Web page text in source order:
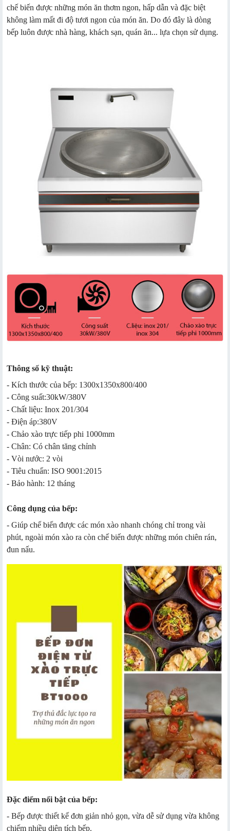
chế biến được những món ăn thơm ngon, hấp dẫn và đặc biệt
không làm mất đi độ tươi ngon của món ăn. Do đó đây là dòng
bếp luôn được nhà hàng, khách sạn, quán ăn... lựa chọn sử dụng.
Thông số kỹ thuật:
- Kích thước của bếp: 1300x1350x800/400
- Công suất:30kW/380V
- Chất liệu: Inox 201/304
- Điện áp:380V
- Chảo xào trực tiếp phi 1000mm
- Chân: Có chân tăng chỉnh
- Vòi nước: 2 vòi
- Tiêu chuẩn: ISO 9001:2015
- Bảo hành: 12 tháng
Công dụng của bếp:
- Giúp chế biến được các món xào nhanh chóng chỉ trong vài
phút, ngoài món xào ra còn chế biến được những món chiên rán,
đun nấu.
Đặc điểm nổi bật của bếp:
- Bếp được thiết kế đơn giản nhỏ gọn, vừa dễ sử dụng vừa không
chiếm nhiều diện tích bếp.